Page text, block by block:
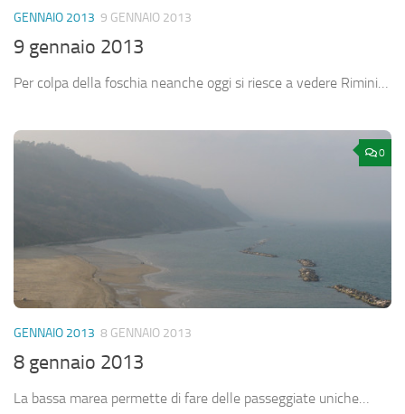
GENNAIO 2013 9 GENNAIO 2013
9 gennaio 2013
Per colpa della foschia neanche oggi si riesce a vedere Rimini…
0
GENNAIO 2013 8 GENNAIO 2013
8 gennaio 2013
La bassa marea permette di fare delle passeggiate uniche…